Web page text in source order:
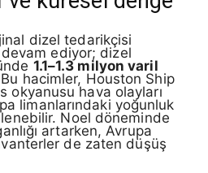
dizel tedarikçisi
ediyor; dizel
1.1–1.3 milyon varil
hacimler, Houston Ship
okyanusu hava olayları
limanlarındaki yoğunluk
Noel döneminde
artarken, Avrupa
de zaten düşüş